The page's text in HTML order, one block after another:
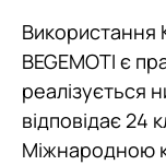
Використання
BEGEMOTI є
реалізується
відповідає 24
Міжнародною